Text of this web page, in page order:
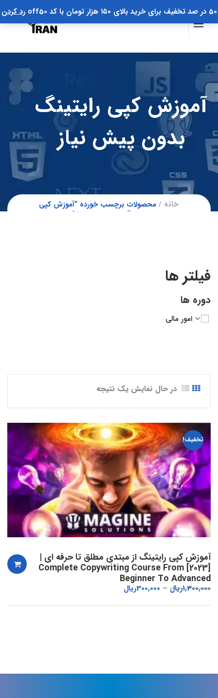
50 در صد تخفیف برای خرید بالای ۱۵۰ هزار تومان با کد off50 رد کردن
آموزش کپی رایتینگ
بدون پیش نیاز
خانه
محصولات برچسب خورده “آموزش کپی
رایتینگ بدون پیش نیاز”
در حال نمایش یک نتیجه
تخفیف!
آموزش کپی رایتینگ از مبتدی مطلق تا حرفه ای |
[2023] Complete Copywriting Course From
Beginner To Advanced
1,300,000ریال 300,000ریال
فیلتر ها
دوره ها
امور مالی